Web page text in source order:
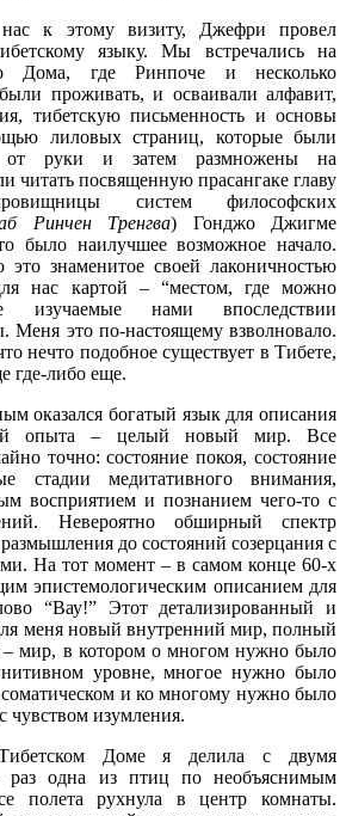
к этому визиту, Джефри провел
языку. Мы встречались на
Дома, где Ринпоче и несколько
проживать, и осваивали алфавит,
тибетскую письменность и основы
лиловых страниц, которые были
руки и затем размножены на
читать посвященную прасангаке главу
систем философских
Ринчен Тренгва) Гонджо Джигме
было наилучшее возможное начало.
знаменитое своей лаконичностью
нас картой – “местом, где можно
изучаемые нами впоследствии
Меня это по-настоящему взволновало.
нечто подобное существует в Тибете,
где-либо еще.
оказался богатый язык для описания
опыта – целый новый мир. Все
точно: состояние покоя, состояние
стадии медитативного внимания,
восприятием и познанием чего-то с
Невероятно обширный спектр
до состояний созерцания с
На тот момент – в самом конце 60-х
эпистемологическим описанием для
“Вау!” Этот детализированный и
меня новый внутренний мир, полный
– мир, в котором о многом нужно было
уровне, многое нужно было
и ко многому нужно было
чувством изумления.
Доме я делила с двумя
раз одна из птиц по необъяснимым
полета рухнула в центр комнаты.